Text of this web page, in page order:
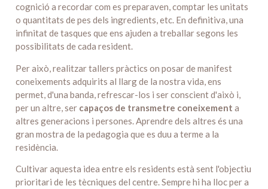
cognició a recordar com es preparaven, comptar les unitats
o quantitats de pes dels ingredients, etc. En definitiva, una
infinitat de tasques que ens ajuden a treballar segons les
possibilitats de cada resident.
Per això, realitzar tallers pràctics on posar de manifest
coneixements adquirits al llarg de la nostra vida, ens
permet, d'una banda, refrescar-los i ser conscient d'això i,
per un altre, ser capaços de transmetre coneixement a
altres generacions i persones. Aprendre dels altres és una
gran mostra de la pedagogia que es duu a terme a la
residència.
Cultivar aquesta idea entre els residents està sent l'objectiu
prioritari de les tècniques del centre. Sempre hi ha lloc per a